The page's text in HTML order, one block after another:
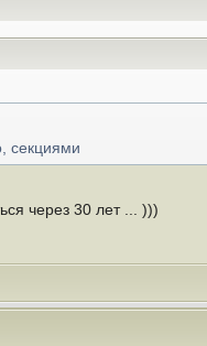
секциями
через 30 лет ... )))